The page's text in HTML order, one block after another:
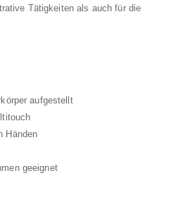
Tätigkeiten als auch für die
aufgestellt
Händen
geeignet